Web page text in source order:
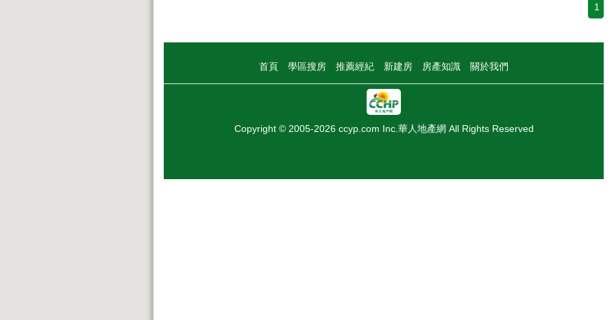
1
首頁 學區搜房 推薦經紀 新建房 房產知識 關於我們
Copyright © 2005-2026 ccyp.com Inc.華人地產網 All Rights Reserved